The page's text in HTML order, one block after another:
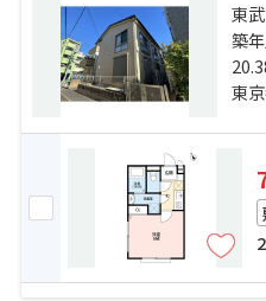
東
総武
「
築
東